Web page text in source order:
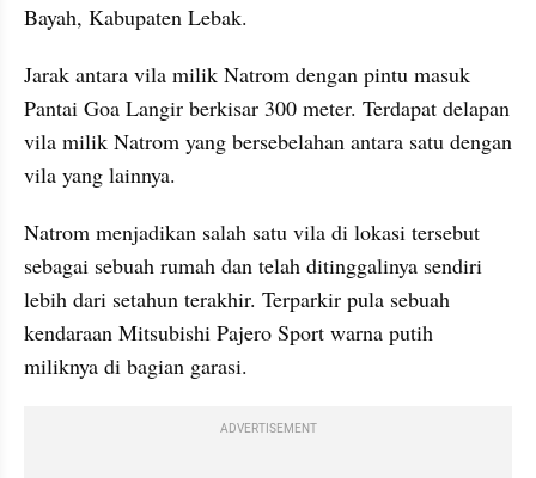
Bayah, Kabupaten Lebak.
Jarak antara vila milik Natrom dengan pintu masuk
Pantai Goa Langir berkisar 300 meter. Terdapat delapan
vila milik Natrom yang bersebelahan antara satu dengan
vila yang lainnya.
Natrom menjadikan salah satu vila di lokasi tersebut
sebagai sebuah rumah dan telah ditinggalinya sendiri
lebih dari setahun terakhir. Terparkir pula sebuah
kendaraan Mitsubishi Pajero Sport warna putih
miliknya di bagian garasi.
ADVERTISEMENT